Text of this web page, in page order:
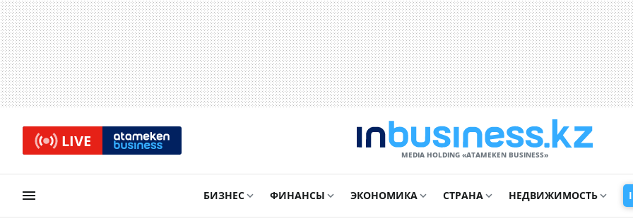
LIVE
MEDIA HOLDING «ATAMEKЕN BUSINESS»
БИЗНЕС ФИНАНСЫ ЭКОНОМИКА СТРАНА НЕДВИЖИМОСТЬ